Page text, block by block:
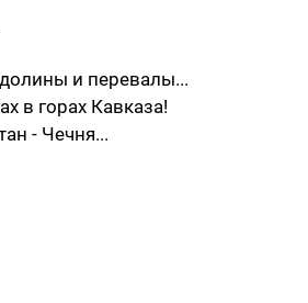
и перевалы...
в горах Кавказа!
- Чечня...